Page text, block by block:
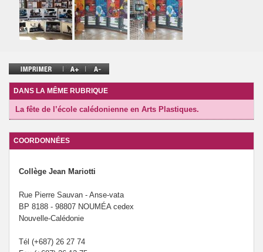
DANS LA MÊME RUBRIQUE
La fête de l’école calédonienne en Arts Plastiques.
COORDONNÉES
Collège Jean Mariotti
Rue Pierre Sauvan - Anse-vata
BP 8188 - 98807 NOUMÉA cedex
Nouvelle-Calédonie
Tél (+687) 26 27 74